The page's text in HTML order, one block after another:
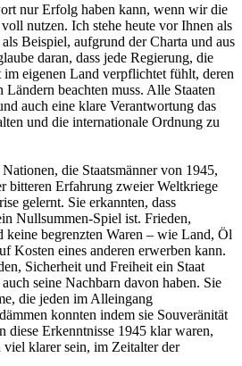
nur Erfolg haben kann, wenn wir die
nutzen. Ich stehe heute vor Ihnen als
Beispiel, aufgrund der Charta und aus
daran, dass jede Regierung, die
im eigenen Land verpflichtet fühlt, deren
beachten muss. Alle Staaten
auch eine klare Verantwortung das
und die internationale Ordnung zu
die Staatsmänner von 1945,
bitteren Erfahrung zweier Weltkriege
gelernt. Sie erkannten, dass
Nullsummen-Spiel ist. Frieden,
keine begrenzten Waren – wie Land, Öl
Kosten eines anderen erwerben kann.
Sicherheit und Freiheit ein Staat
seine Nachbarn davon haben. Sie
die jeden im Alleingang
konnten indem sie Souveränität
diese Erkenntnisse 1945 klar waren,
viel klarer sein, im Zeitalter der